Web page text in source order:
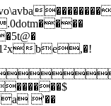
be,�!
'��